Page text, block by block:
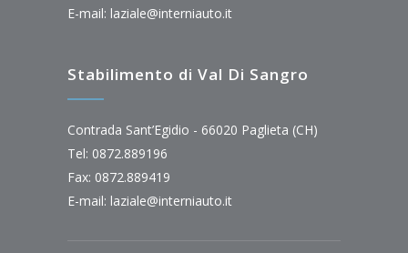
E-mail: laziale@interniauto.it
Stabilimento di Val Di Sangro
Contrada Sant’Egidio - 66020 Paglieta (CH)
Tel: 0872.889196
Fax: 0872.889419
E-mail: laziale@interniauto.it